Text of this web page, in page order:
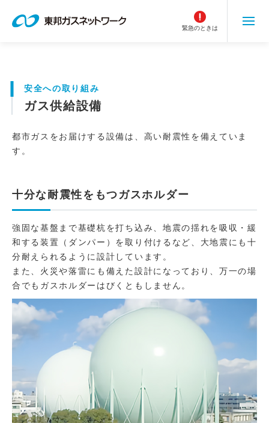
緊急のときは
安全への取り組み
ガス供給設備
都市ガスをお届けする設備は、高い耐震性を備えていま
す。
十分な耐震性をもつガスホルダー
強固な基盤まで基礎杭を打ち込み、地震の揺れを吸収・緩
和する装置（ダンパー）を取り付けるなど、大地震にも十
分耐えられるように設計しています。
また、火災や落雷にも備えた設計になっており、万一の場
合でもガスホルダーはびくともしません。